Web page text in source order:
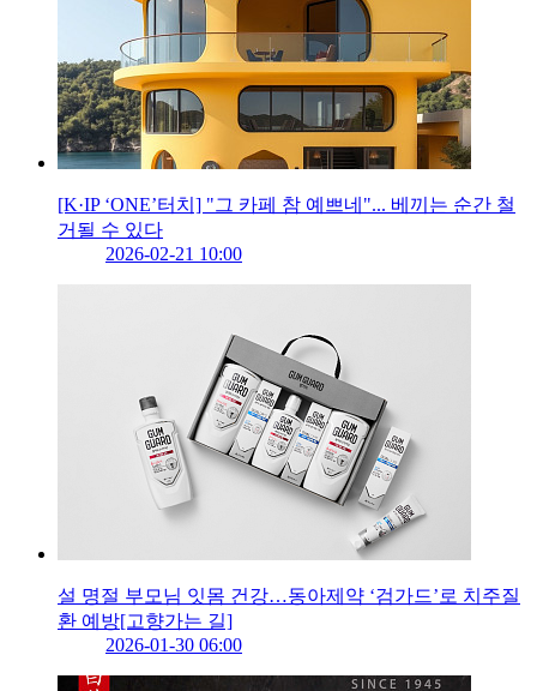
[K·IP ‘ONE’터치] "그 카페 참 예쁘네"... 베끼는 순간 철
거될 수 있다
2026-02-21 10:00
설 명절 부모님 잇몸 건강…동아제약 ‘검가드’로 치주질
환 예방[고향가는 길]
2026-01-30 06:00